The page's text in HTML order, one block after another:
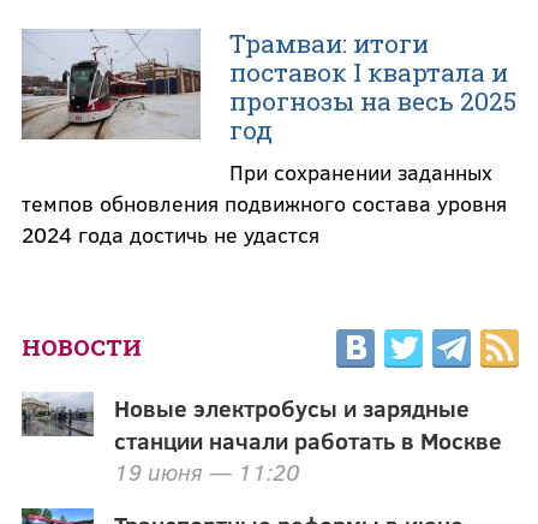
Трамваи: итоги
поставок I квартала и
прогнозы на весь 2025
год
При сохранении заданных
темпов обновления подвижного состава уровня
2024 года достичь не удастся
НОВОСТИ
Новые электробусы и зарядные
станции начали работать в Москве
19 июня — 11:20